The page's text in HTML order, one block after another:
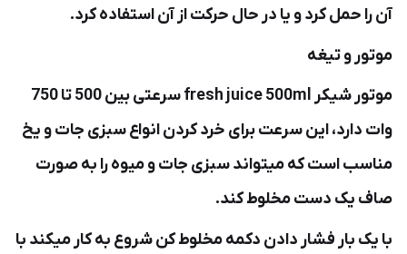
آن را حمل کرد و یا در حال حرکت از آن استفاده کرد.
موتور و تیغه
موتور شیکر fresh juice 500ml سرعتی بین 500 تا 750
وات دارد، این سرعت برای خرد کردن انواع سبزی جات و یخ
مناسب است که میتواند سبزی جات و میوه را به صورت
صاف یک دست مخلوط کند.
با یک بار فشار دادن دکمه مخلوط کن شروع به کار میکند با